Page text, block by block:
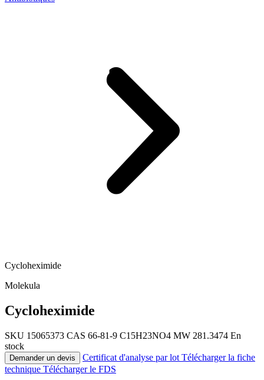
Cycloheximide
Molekula
Cycloheximide
SKU 15065373 CAS 66-81-9 C15H23NO4 MW 281.3474 En
stock
Demander un devis Certificat d'analyse par lot Télécharger la fiche
technique Télécharger le FDS